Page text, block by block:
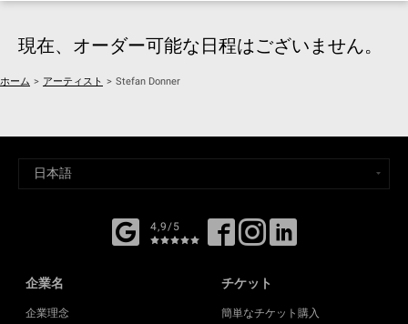
現在、オーダー可能な日程はございません。
ホーム > アーティスト > Stefan Donner
4,9/5
企業名
企業理念
チケット
簡単なチケット購入